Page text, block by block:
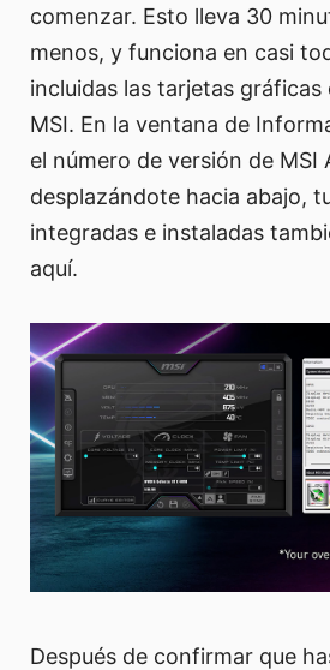
comenzar. Esto lleva 30
menos, y funciona en casi
incluidas las tarjetas gráficas
MSI. En la ventana de
el número de versión de MSI
desplazándote hacia abajo,
integradas e instaladas
aquí.
Después de confirmar que